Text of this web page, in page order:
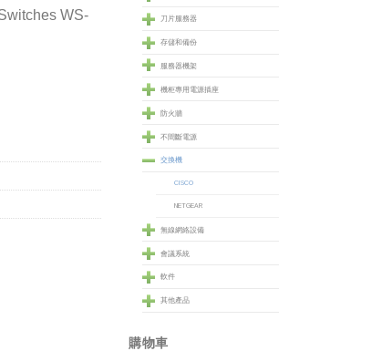
WS-
(WS-C2960C-8PC-L) 數量
刀片服務器
存儲和備份
服務器機架
機柜專用電源插座
防火牆
不間斷電源
交換機
CISCO
NETGEAR
無線網絡設備
會議系統
軟件
其他產品
購物車